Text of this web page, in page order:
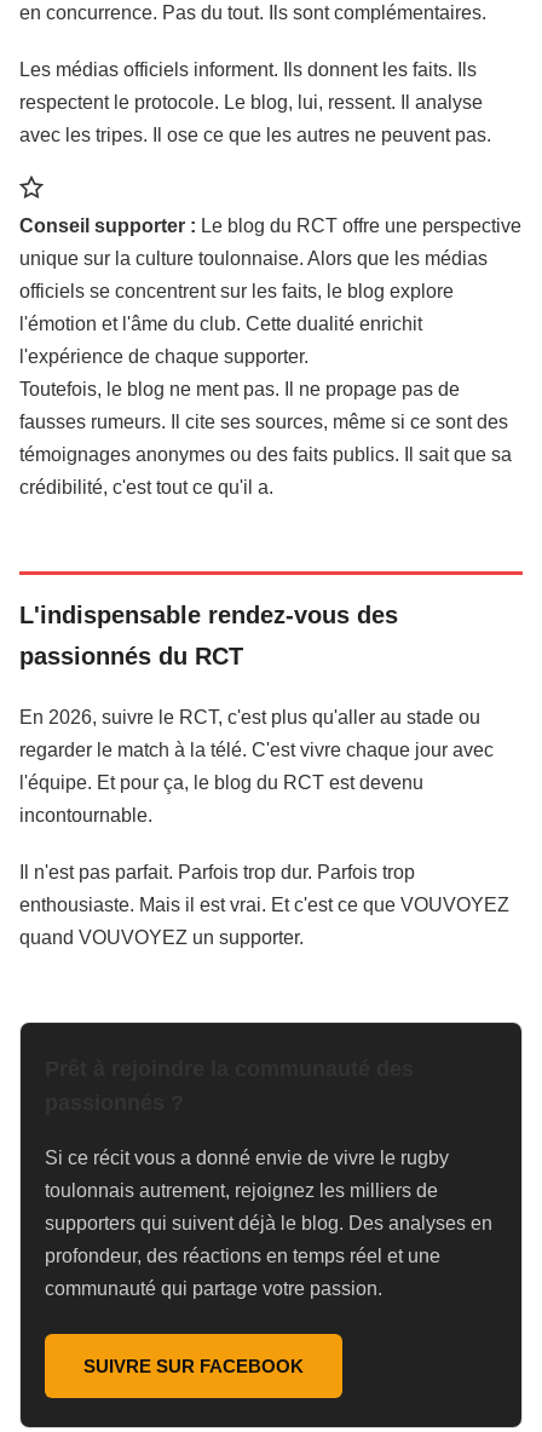
en concurrence. Pas du tout. Ils sont complémentaires.
Les médias officiels informent. Ils donnent les faits. Ils
respectent le protocole. Le blog, lui, ressent. Il analyse
avec les tripes. Il ose ce que les autres ne peuvent pas.
Conseil supporter : Le blog du RCT offre une perspective
unique sur la culture toulonnaise. Alors que les médias
officiels se concentrent sur les faits, le blog explore
l'émotion et l'âme du club. Cette dualité enrichit
l'expérience de chaque supporter.
Toutefois, le blog ne ment pas. Il ne propage pas de
fausses rumeurs. Il cite ses sources, même si ce sont des
témoignages anonymes ou des faits publics. Il sait que sa
crédibilité, c'est tout ce qu'il a.
L'indispensable rendez-vous des
passionnés du RCT
En 2026, suivre le RCT, c'est plus qu'aller au stade ou
regarder le match à la télé. C'est vivre chaque jour avec
l'équipe. Et pour ça, le blog du RCT est devenu
incontournable.
Il n'est pas parfait. Parfois trop dur. Parfois trop
enthousiaste. Mais il est vrai. Et c'est ce que VOUVOYEZ
quand VOUVOYEZ un supporter.
Si ce récit vous a donné envie de vivre le rugby
toulonnais autrement, rejoignez les milliers de
supporters qui suivent déjà le blog. Des analyses en
profondeur, des réactions en temps réel et une
communauté qui partage votre passion.
SUIVRE SUR FACEBOOK